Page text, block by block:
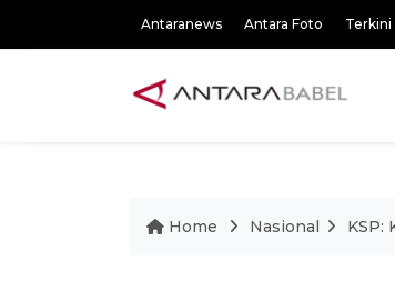
Antaranews Antara Foto Terkini
Home Nasional KSP: